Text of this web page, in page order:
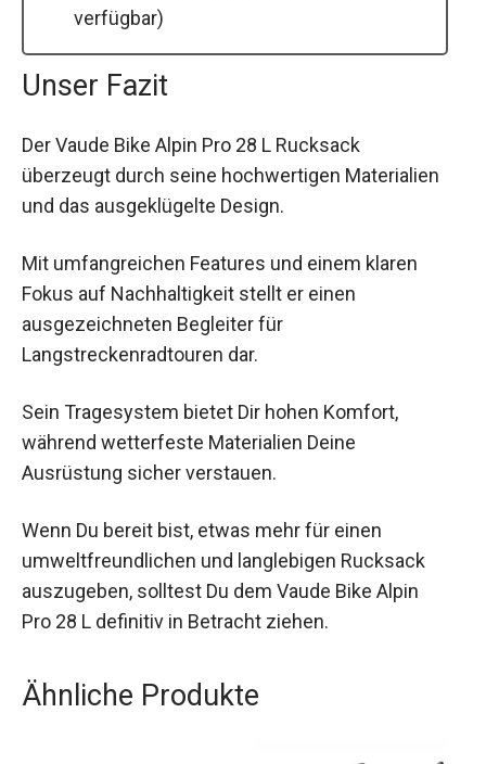
verfügbar)
Unser Fazit
Der Vaude Bike Alpin Pro 28 L Rucksack
überzeugt durch seine hochwertigen Materialien
und das ausgeklügelte Design.
Mit umfangreichen Features und einem klaren
Fokus auf Nachhaltigkeit stellt er einen
ausgezeichneten Begleiter für
Langstreckenradtouren dar.
Sein Tragesystem bietet Dir hohen Komfort,
während wetterfeste Materialien Deine
Ausrüstung sicher verstauen.
Wenn Du bereit bist, etwas mehr für einen
umweltfreundlichen und langlebigen Rucksack
auszugeben, solltest Du dem Vaude Bike Alpin
Pro 28 L definitiv in Betracht ziehen.
Ähnliche Produkte